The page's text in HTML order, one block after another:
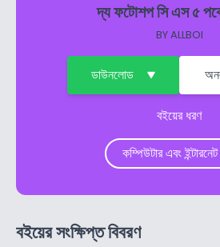
দ্য ফটোশপ সি এস ৫
BYALLBOI
ডাউনলোড
বইয়ের ধরণ
কম্পিউটার এবং
বইয়ের সংক্ষিপ্ত বিবরণ